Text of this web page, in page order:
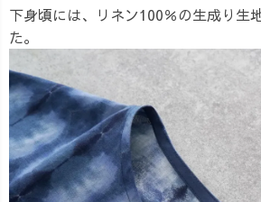
下身頃には、リネン100％の生成り生
た。